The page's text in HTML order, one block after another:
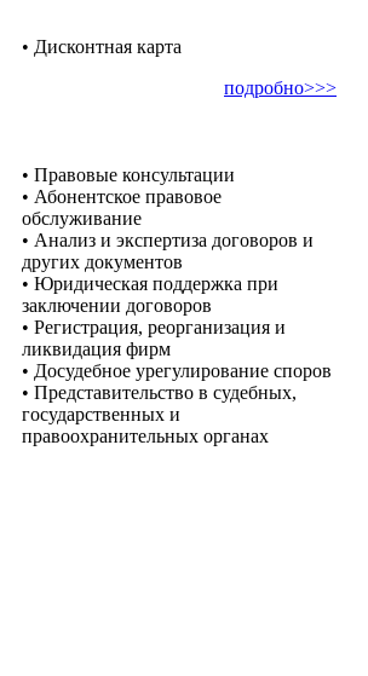
• Дисконтная карта
подробно>>>
• Правовые консультации
• Абонентское правовое
обслуживание
• Анализ и экспертиза договоров и
других документов
• Юридическая поддержка при
заключении договоров
• Регистрация, реорганизация и
ликвидация фирм
• Досудебное урегулирование споров
• Представительство в судебных,
государственных и
правоохранительных органах